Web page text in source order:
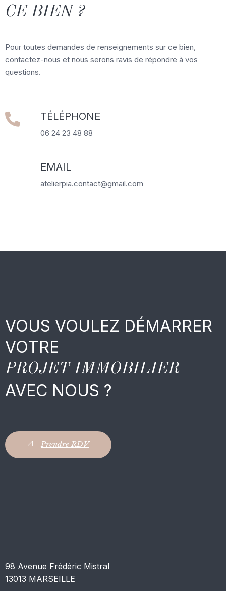
CE BIEN ?
Pour toutes demandes de renseignements sur ce bien,
contactez-nous et nous serons ravis de répondre à vos
questions.
TÉLÉPHONE
06 24 23 48 88
EMAIL
atelierpia.contact@gmail.com
VOUS VOULEZ DÉMARRER
VOTRE
PROJET IMMOBILIER
AVEC NOUS ?
Prendre RDV
98 Avenue Frédéric Mistral
13013 MARSEILLE